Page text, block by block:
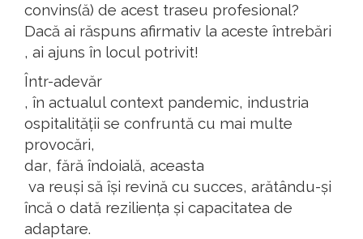
convins(ă) de acest traseu profesional?
Dacă ai răspuns afirmativ la aceste întrebări
, ai ajuns în locul potrivit!
Într-adevăr
, în actualul context pandemic, industria
ospitalității se confruntă cu mai multe
provocări,
dar, fără îndoială, aceasta
va reuși să își revină cu succes, arătându-și
încă o dată reziliența și capacitatea de
adaptare.